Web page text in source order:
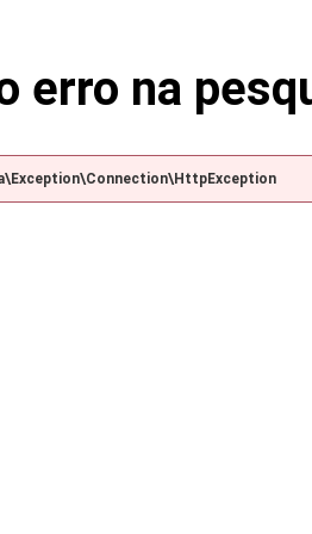
erro na